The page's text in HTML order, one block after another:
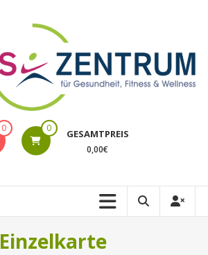
0 0 GESAMTPREIS
0,00€
Einzelkarte